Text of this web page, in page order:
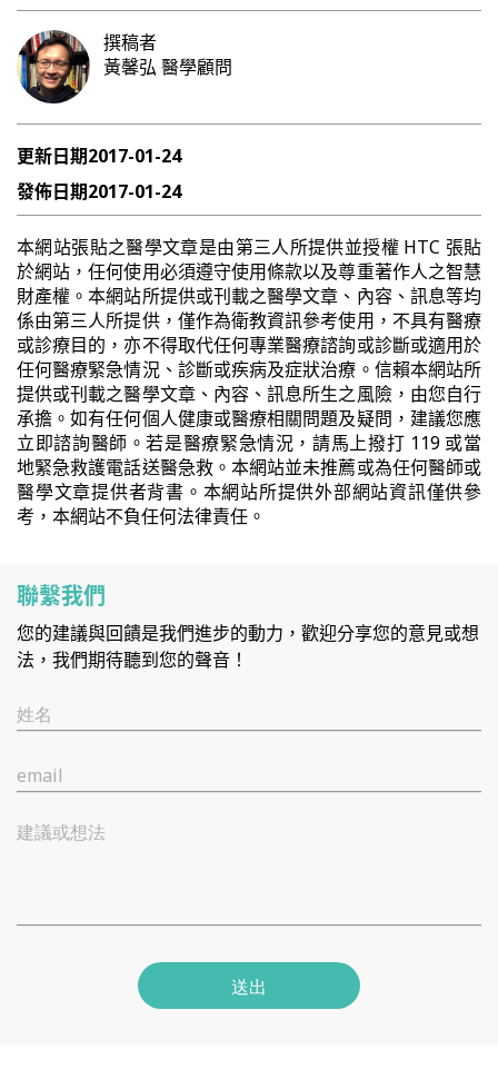
撰稿者
黃馨弘 醫學顧問
更新日期2017-01-24
發佈日期2017-01-24
本網站張貼之醫學文章是由第三人所提供並授權 HTC 張貼
於網站，任何使用必須遵守使用條款以及尊重著作人之智慧
財產權。本網站所提供或刊載之醫學文章、內容、訊息等均
係由第三人所提供，僅作為衛教資訊參考使用，不具有醫療
或診療目的，亦不得取代任何專業醫療諮詢或診斷或適用於
任何醫療緊急情況、診斷或疾病及症狀治療。信賴本網站所
提供或刊載之醫學文章、內容、訊息所生之風險，由您自行
承擔。如有任何個人健康或醫療相關問題及疑問，建議您應
立即諮詢醫師。若是醫療緊急情況，請馬上撥打 119 或當
地緊急救護電話送醫急救。本網站並未推薦或為任何醫師或
醫學文章提供者背書。本網站所提供外部網站資訊僅供參
考，本網站不負任何法律責任。
聯繫我們
您的建議與回饋是我們進步的動力，歡迎分享您的意見或想
法，我們期待聽到您的聲音！
姓名
email
建議或想法
送出